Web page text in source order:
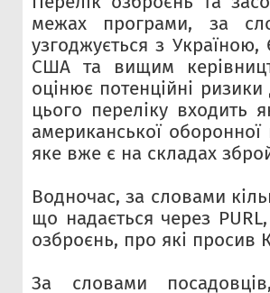
межах програми, за
узгоджується з
США та вищим
оцінює потенційні
цього переліку входить
американської
яке вже є на складах
Водночас, за словами
що надається через
озброєнь, про які просив
За словами